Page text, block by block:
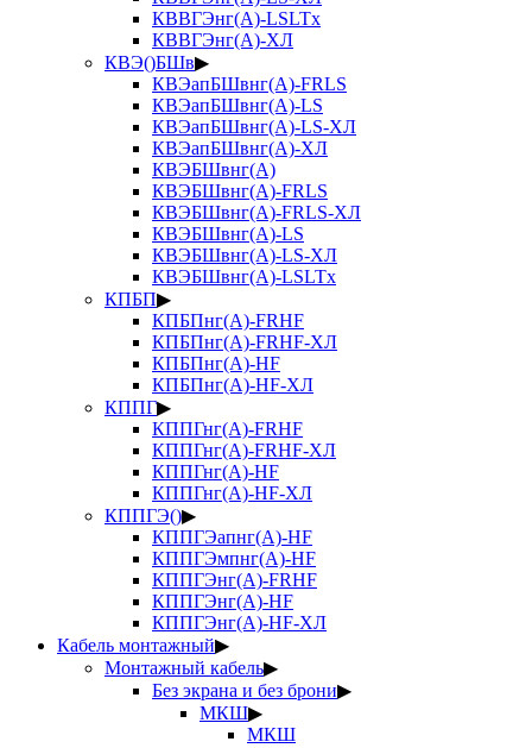
КВВГЭнг(А)-LSLTx
КВВГЭнг(А)-ХЛ
КВЭ()БШв▶
КВЭапБШвнг(А)-FRLS
КВЭапБШвнг(А)-LS
КВЭапБШвнг(А)-LS-ХЛ
КВЭапБШвнг(А)-ХЛ
КВЭБШвнг(А)
КВЭБШвнг(А)-FRLS
КВЭБШвнг(А)-FRLS-ХЛ
КВЭБШвнг(А)-LS
КВЭБШвнг(А)-LS-ХЛ
КВЭБШвнг(А)-LSLTx
КПБП▶
КПБПнг(А)-FRHF
КПБПнг(А)-FRHF-ХЛ
КПБПнг(А)-HF
КПБПнг(А)-HF-ХЛ
КППГ▶
КППГнг(А)-FRHF
КППГнг(А)-FRHF-ХЛ
КППГнг(А)-HF
КППГнг(А)-HF-ХЛ
КППГЭ()▶
КППГЭапнг(А)-HF
КППГЭмпнг(А)-HF
КППГЭнг(А)-FRHF
КППГЭнг(А)-HF
КППГЭнг(А)-HF-ХЛ
Кабель монтажный▶
Монтажный кабель▶
Без экрана и без брони▶
МКШ▶
МКШ